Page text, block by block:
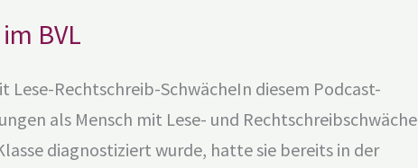
BVL
Lese-Rechtschreib-SchwächeIn diesem Podcast-
als Mensch mit Lese- und Rechtschreibschwäche
diagnostiziert wurde, hatte sie bereits in der